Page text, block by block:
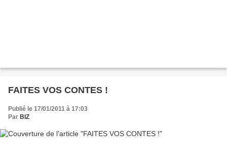
FAITES VOS CONTES !
Publié le 17/01/2011 à 17:03
Par BIZ